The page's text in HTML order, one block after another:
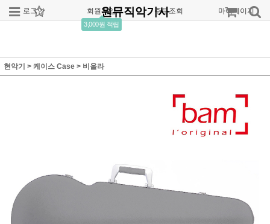
로그인 회원가입
3,000원 적립
주문조회 마이페이지
원뮤직악기사
현악기 > 케이스 Case > 비올라